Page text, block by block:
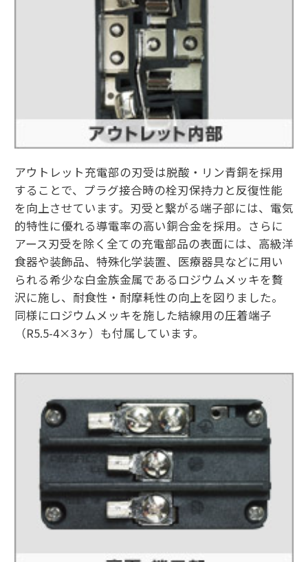
アウトレット充電部の刃受は脱酸・リン青銅を採用
することで、プラグ接合時の栓刃保持力と反復性能
を向上させています。刃受と繋がる端子部には、電気
的特性に優れる導電率の高い銅合金を採用。さらに
アース刃受を除く全ての充電部品の表面には、高級洋
食器や装飾品、特殊化学装置、医療器具などに用い
られる希少な白金族金属であるロジウムメッキを贅
沢に施し、耐食性・耐摩耗性の向上を図りました。
同様にロジウムメッキを施した結線用の圧着端子
（R5.5-4×3ヶ）も付属しています。